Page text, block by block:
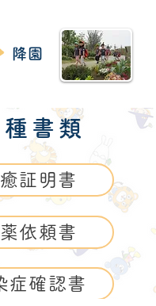
​降 園
種 書 類
証明書
依頼書
症確認書